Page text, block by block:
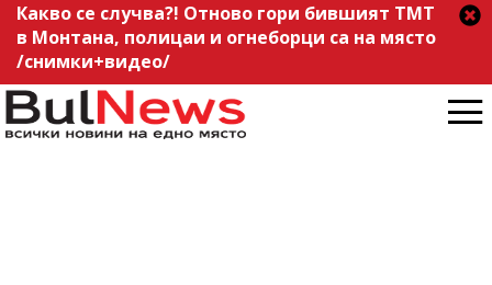
Какво се случва?! Отново гори бившият ТМТ
в Монтана, полицаи и огнеборци са на място
/снимки+видео/